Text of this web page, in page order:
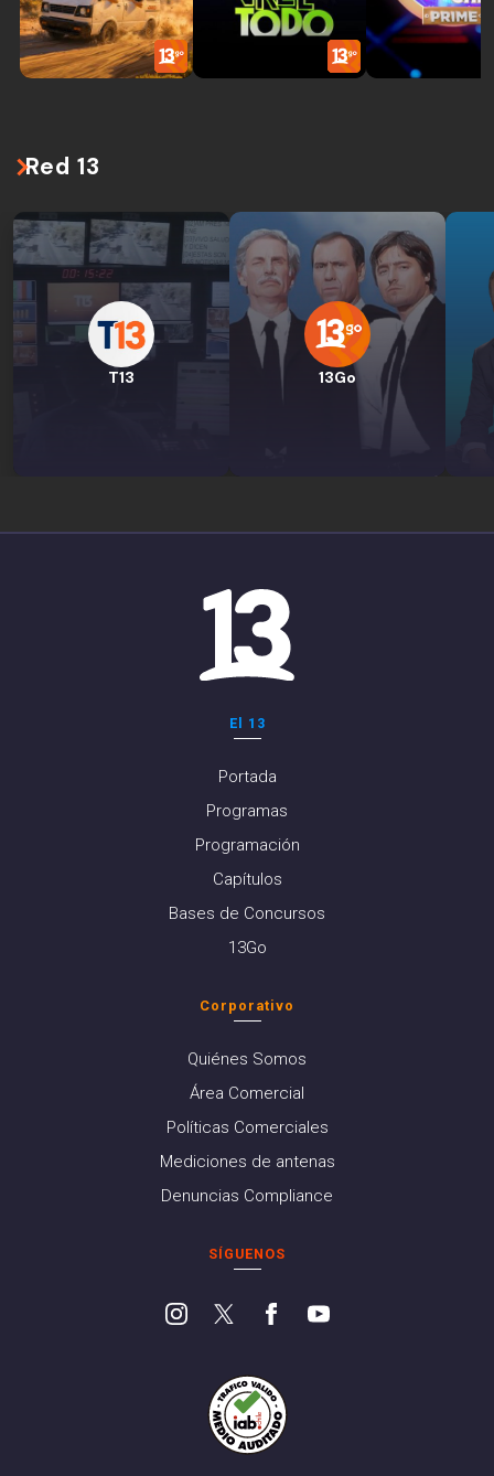
Red 13
T13 13Go
El 13
Portada
Programas
Programación
Capítulos
Bases de Concursos
13Go
Corporativo
Quiénes Somos
Área Comercial
Políticas Comerciales
Mediciones de antenas
Denuncias Compliance
SÍGUENOS